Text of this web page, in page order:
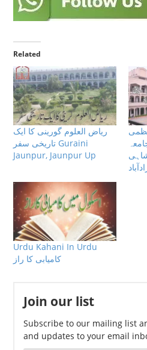
Related
ریاض العلوم گورینی کا ایک
تاریخی سفر Guraini
Jaunpur, Jaunpur Up
Urdu Kahani In Urdu
کامیابی کا راز
Join our list
Subscribe to our mailing list
and updates to your email